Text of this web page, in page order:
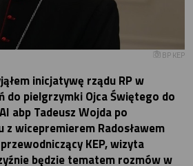
BP KEP
inicjatywę rządu RP w
pielgrzymki Ojca Świętego do
abp Tadeusz Wojda po
z wicepremierem Radosławem
KEP, wizyta
będzie tematem rozmów w